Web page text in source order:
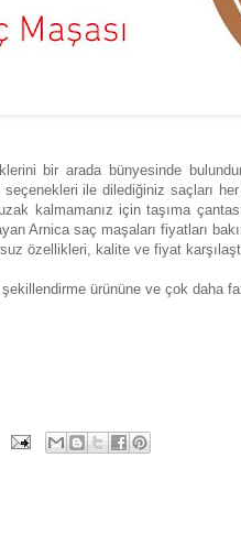
bir arada bünyesinde
seçenekleri ile dilediğiniz saçları
kalmamanız için taşıma
Arnica saç maşaları fiyatları
özellikleri, kalite ve fiyat
ürününe ve çok daha